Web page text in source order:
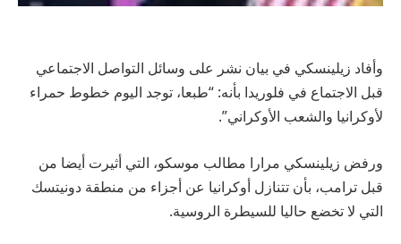
وأفاد زيلينسكي في بيان نشر على وسائل التواصل الاجتماعي
قبل الاجتماع في فلوريدا بأنه: “طبعا، توجد اليوم خطوط حمراء
لأوكرانيا والشعب الأوكراني”.
ورفض زيلينسكي مرارا مطالب موسكو، التي أثيرت أيضا من
قبل ترامب، بأن تتنازل أوكرانيا عن أجزاء من منطقة دونيتسك
التي لا تخضع حاليا للسيطرة الروسية.